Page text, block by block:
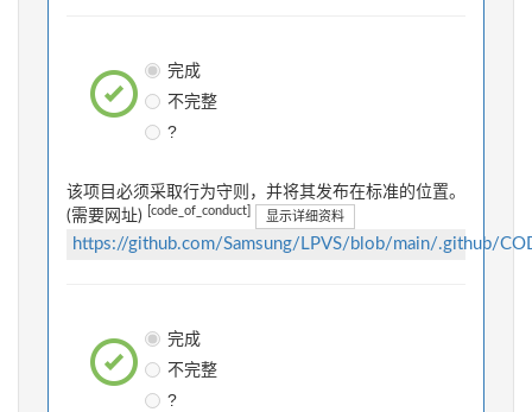
完成
不完整
?
该项目必须采取行为守则，并将其发布在标准的位置。
(需要网址)
[code_of_conduct] 显示详细资料
https://github.com/Samsung/LPVS/blob/main/.github/
完成
不完整
?